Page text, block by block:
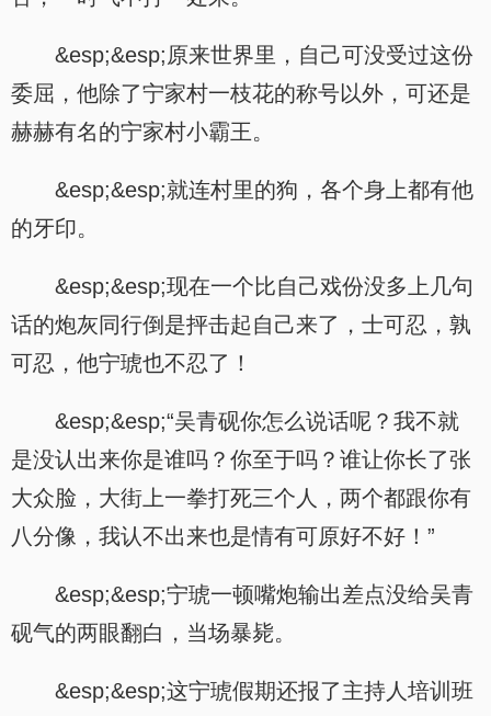
&esp;&esp;原来世界里，自己可没受过这份
委屈，他除了宁家村一枝花的称号以外，可还是
赫赫有名的宁家村小霸王。
&esp;&esp;就连村里的狗，各个身上都有他
的牙印。
&esp;&esp;现在一个比自己戏份没多上几句
话的炮灰同行倒是抨击起自己来了，士可忍，孰
可忍，他宁琥也不忍了！
&esp;&esp;“吴青砚你怎么说话呢？我不就
是没认出来你是谁吗？你至于吗？谁让你长了张
大众脸，大街上一拳打死三个人，两个都跟你有
八分像，我认不出来也是情有可原好不好！”
&esp;&esp;宁琥一顿嘴炮输出差点没给吴青
砚气的两眼翻白，当场暴毙。
&esp;&esp;这宁琥假期还报了主持人培训班